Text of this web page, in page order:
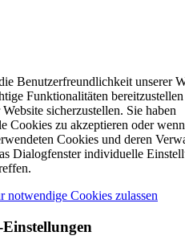
Benutzerfreundlichkeit unserer
Funktionalitäten
sicherzustellen. Sie haben
Cookies zu akzeptieren oder
Cookies und deren
Dialogfenster individuelle
notwendige Cookies zulassen